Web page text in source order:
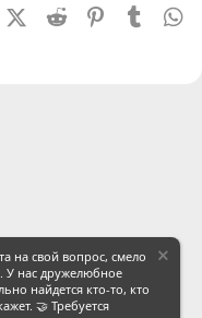
FacebookX (Twitter)
Reddit PinterestTumblr
почта
на свой вопрос, смело
У нас дружелюбное
найдется кто-то, кто
🤝 Требуется